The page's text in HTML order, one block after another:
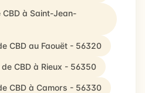
à Saint-Jean-
CBD au Faouët - 56320
CBD à Rieux - 56350
CBD à Camors - 56330